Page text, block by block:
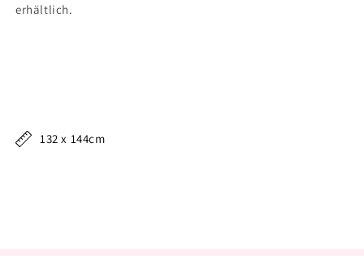
erhältlich.
132 x 144cm